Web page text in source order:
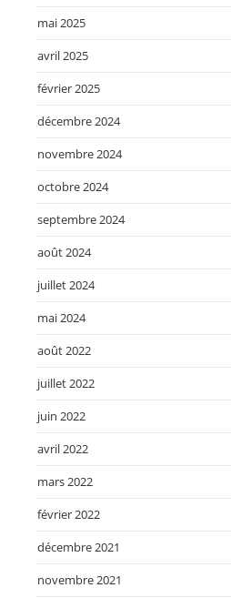
mai 2025
avril 2025
février 2025
décembre 2024
novembre 2024
octobre 2024
septembre 2024
août 2024
juillet 2024
mai 2024
août 2022
juillet 2022
juin 2022
avril 2022
mars 2022
février 2022
décembre 2021
novembre 2021